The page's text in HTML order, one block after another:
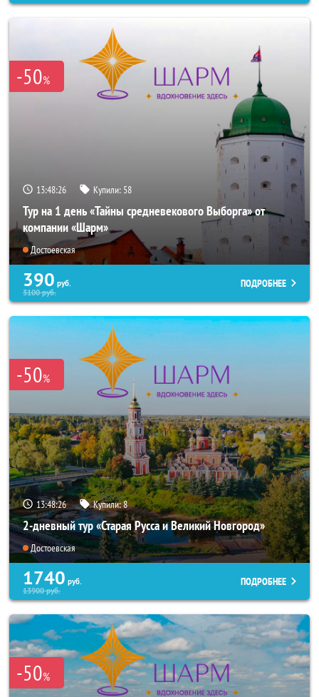
-50%
13:48:25 Купили: 58
Тур на 1 день «Тайны средневекового Выборга» от
компании «Шарм»
Достоевская
390 руб.
3100руб.
ПОДРОБНЕЕ
-50%
13:48:25 Купили:8
2-дневный тур «Старая Русса и Великий Новгород»
Достоевская
1740 руб.
13900руб.
ПОДРОБНЕЕ
-50%